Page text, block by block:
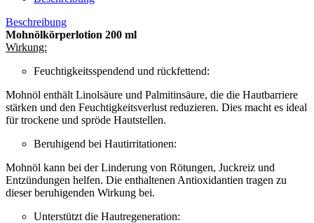
Beschreibung
Mohnölkörperlotion 200 ml
Wirkung:
Feuchtigkeitsspendend und rückfettend:
Mohnöl enthält Linolsäure und Palmitinsäure, die die Hautbarriere
stärken und den Feuchtigkeitsverlust reduzieren. Dies macht es ideal
für trockene und spröde Hautstellen.
Beruhigend bei Hautirritationen:
Mohnöl kann bei der Linderung von Rötungen, Juckreiz und
Entzündungen helfen. Die enthaltenen Antioxidantien tragen zu
dieser beruhigenden Wirkung bei.
Unterstützt die Hautregeneration: